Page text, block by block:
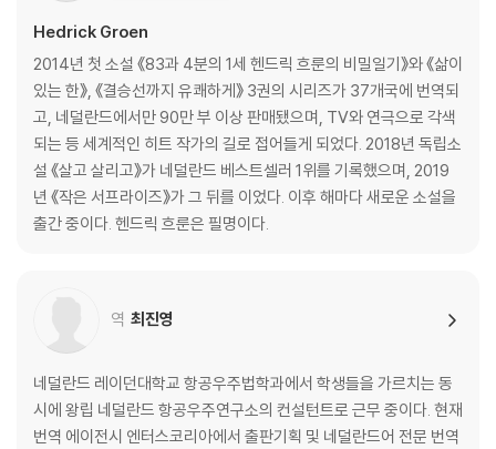
Hedrick Groen
2014년 첫 소설 《83과 4분의 1세 헨드릭 흐룬의 비밀일기》와 《삶이
있는 한》, 《결승선까지 유쾌하게》 3권의 시리즈가 37개국에 번역되
고, 네덜란드에서만 90만 부 이상 판매됐으며, TV와 연극으로 각색
되는 등 세계적인 히트 작가의 길로 접어들게 되었다. 2018년 독립소
설 《살고 살리고》가 네덜란드 베스트셀러 1위를 기록했으며, 2019
년 《작은 서프라이즈》가 그 뒤를 이었다. 이후 해마다 새로운 소설을
출간 중이다. 헨드릭 흐룬은 필명이다.
역 최진영
네덜란드 레이던대학교 항공우주법학과에서 학생들을 가르치는 동
시에 왕립 네덜란드 항공우주연구소의 컨설턴트로 근무 중이다. 현재
번역 에이전시 엔터스코리아에서 출판기획 및 네덜란드어 전문 번역